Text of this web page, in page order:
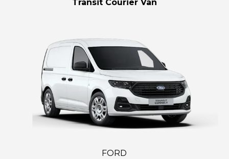
Transit Courier Van
FORD